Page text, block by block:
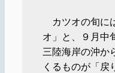
カツオの旬に
オ」と、９月中
三陸海岸の沖か
くるものが「戻